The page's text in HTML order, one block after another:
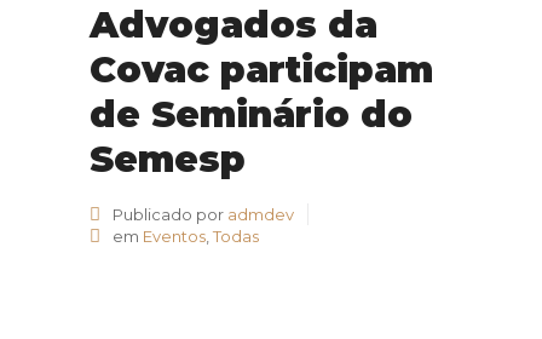
Advogados da
Covac participam
de Seminário do
Semesp
Publicado por admdev
em Eventos Todas